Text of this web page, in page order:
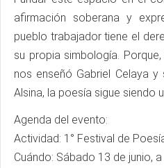
afirmación soberana y
pueblo trabajador tiene el
su propia simbología.
nos enseñó Gabriel Celaya
Alsina, la poesía sigue siendo
Agenda del evento:
Actividad: 1° Festival de
Cuándo: Sábado 13 de junio,